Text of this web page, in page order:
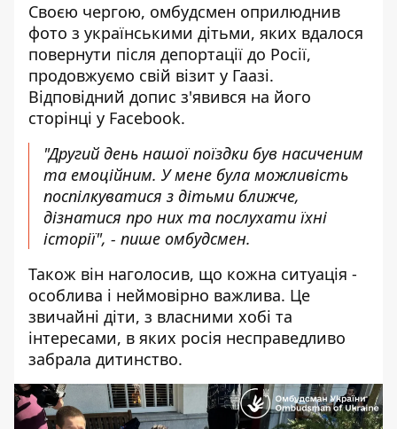
Своєю чергою, омбудсмен оприлюднив
фото з українськими дітьми, яких вдалося
повернути після депортації до Росії,
продовжуємо свій візит у Гаазі.
Відповідний допис з'явився на його
сторінці у Facebook.
"Другий день нашої поїздки був насиченим
та емоційним. У мене була можливість
поспілкуватися з дітьми ближче,
дізнатися про них та послухати їхні
історії", - пише омбудсмен.
Також він наголосив, що кожна ситуація -
особлива і неймовірно важлива. Це
звичайні діти, з власними хобі та
інтересами, в яких росія несправедливо
забрала дитинство.